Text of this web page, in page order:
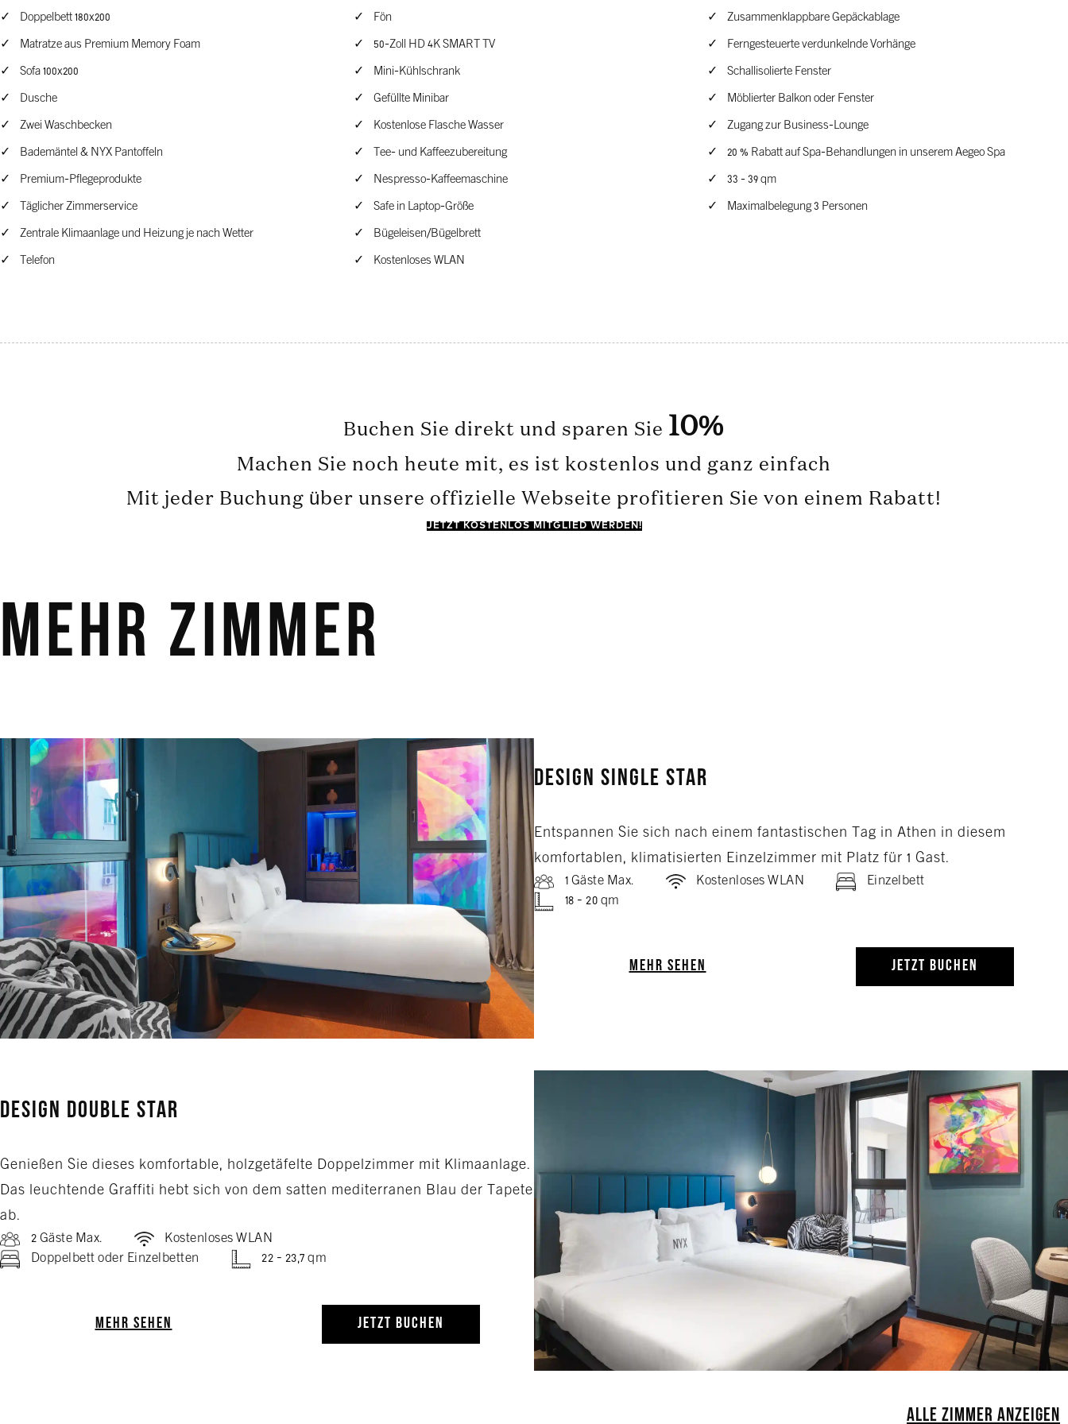
Doppelbett 180x200
Matratze aus Premium Memory Foam
Sofa 100x200
Dusche
Zwei Waschbecken
Bademäntel & NYX Pantoffeln
Premium-Pflegeprodukte
Täglicher Zimmerservice
Zentrale Klimaanlage und Heizung je nach Wetter
Telefon
Fön
50-Zoll HD 4K SMART TV
Mini-Kühlschrank
Gefüllte Minibar
Kostenlose Flasche Wasser
Tee- und Kaffeezubereitung
Nespresso-Kaffeemaschine
Safe in Laptop-Größe
Bügeleisen/Bügelbrett
Kostenloses WLAN
Zusammenklappbare Gepäckablage
Ferngesteuerte verdunkelnde Vorhänge
Schallisolierte Fenster
Möblierter Balkon oder Fenster
Zugang zur Business-Lounge
20 % Rabatt auf Spa-Behandlungen in unserem Aegeo Spa
33 - 39 qm
Maximalbelegung 3 Personen
Buchen Sie direkt und sparen Sie 10%
Machen Sie noch heute mit, es ist kostenlos und ganz einfach
Mit jeder Buchung über unsere offizielle Webseite profitieren Sie von einem Rabatt!
JETZT KOSTENLOS MITGLIED WERDEN!
Mehr Zimmer
Design Single Star
Entspannen Sie sich nach einem fantastischen Tag in Athen in diesem
komfortablen, klimatisierten Einzelzimmer mit Platz für 1 Gast.
1 Gäste Max. Kostenloses WLAN
Einzelbett
18 - 20 qm
MEHR SEHEN JETZT BUCHEN
Design Double Star
Genießen Sie dieses komfortable, holzgetäfelte Doppelzimmer mit Klimaanlage.
Das leuchtende Graffiti hebt sich von dem satten mediterranen Blau der Tapete
ab.
2 Gäste Max.
Kostenloses WLAN
Doppelbett oder Einzelbetten
22 - 23,7 qm
MEHR SEHEN JETZT BUCHEN
ALLE ZIMMER ANZEIGEN